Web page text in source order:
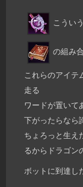
こうい
の組み
これらのアイテ
走る
ワードが置いて
下がったらなら
ちょろっと生え
るからドラゴン
ボットに到達し